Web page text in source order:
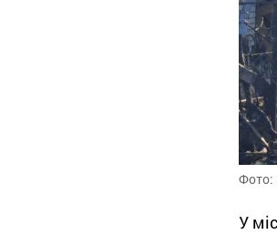
Фото:
У